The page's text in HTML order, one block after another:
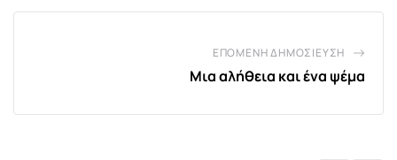
ΕΠΌΜΕΝΗ ΔΗΜΟΣΊΕΥΣΗ
Μια αλήθεια και ένα ψέμα